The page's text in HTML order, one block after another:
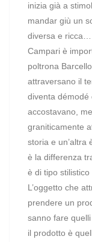
inizia già a
mandar giù un
diversa e ricca…
Campari è
poltrona
attraversano il
diventa démodé
accostavano,
graniticamente
storia e un’altra
è la differenza
è di tipo stilistico
L’oggetto che
prendere un
sanno fare
il prodotto è